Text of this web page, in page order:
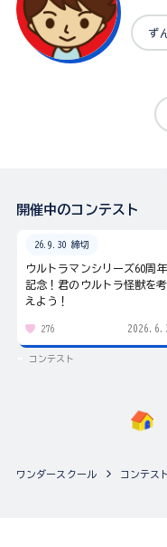
ず
開催中のコンテスト
26.9.30 締切
ウルトラマンシリーズ60周年
記念！君のウルトラ怪獣を考
えよう！
276
コンテスト
ワンダースクール コンテス